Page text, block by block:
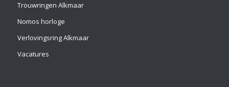
Trouwringen Alkmaar
Nomos horloge
Verlovingsring Alkmaar
Vacatures